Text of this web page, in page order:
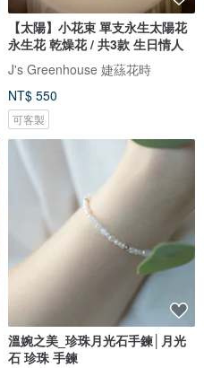
【太陽】小花束 單支永生太陽花
永生花 乾燥花 / 共3款 生日情人
J's Greenhouse 婕蕬花時
NT$ 550
可客製
溫婉之美_珍珠月光石手鍊│月光
石 珍珠 手鍊